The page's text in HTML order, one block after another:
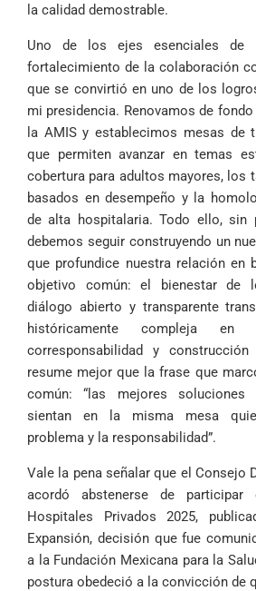
la calidad demostrable.
Uno de los ejes esenciales de
fortalecimiento de la colaboración
que se convirtió en uno de los
mi presidencia. Renovamos de
la AMIS y establecimos mesas de
que permiten avanzar en temas
cobertura para adultos mayores, los
basados en desempeño y la
de alta hospitalaria. Todo ello, sin
debemos seguir construyendo un
que profundice nuestra relación en
objetivo común: el bienestar de
diálogo abierto y transparente
históricamente compleja
corresponsabilidad y
resume mejor que la frase que
común: “las mejores soluciones
sientan en la misma mesa
problema y la responsabilidad”.
Vale la pena señalar que el Consejo
acordó abstenerse de
Hospitales Privados 2025,
Expansión, decisión que fue
a la Fundación Mexicana para la
postura obedeció a la convicción de